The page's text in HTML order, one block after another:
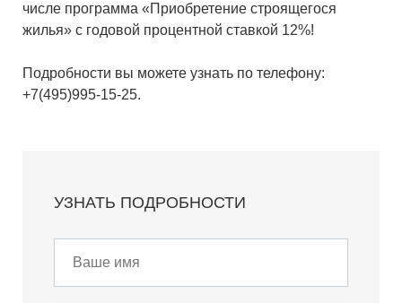
числе программа «Приобретение строящегося
жилья» с годовой процентной ставкой 12%!
Подробности вы можете узнать по телефону:
+7(495)995-15-25.
УЗНАТЬ ПОДРОБНОСТИ